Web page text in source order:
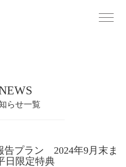
らせ一覧
告プラン 2024年9月末ま
日限定特典